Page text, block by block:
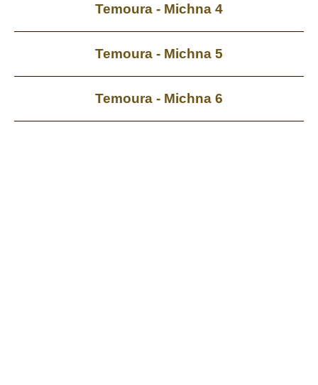
Temoura - Michna 4
Temoura - Michna 5
Temoura - Michna 6